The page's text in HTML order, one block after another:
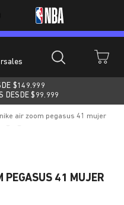
$149.999
DESDE $99.999
air zoom pegasus 41 mujer
PEGASUS 41 MUJER